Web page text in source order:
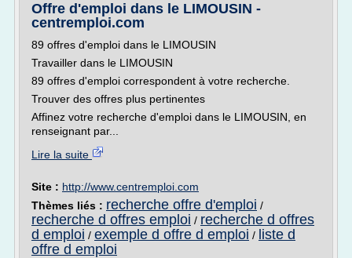
Offre d'emploi dans le LIMOUSIN -
centremploi.com
89 offres d'emploi dans le LIMOUSIN
Travailler dans le LIMOUSIN
89 offres d'emploi correspondent à votre recherche.
Trouver des offres plus pertinentes
Affinez votre recherche d'emploi dans le LIMOUSIN, en
renseignant par...
Lire la suite
Site : http://www.centremploi.com
Thèmes liés : recherche offre d'emploi /
recherche d offres emploi / recherche d offres
d emploi / exemple d offre d emploi / liste d
offre d emploi